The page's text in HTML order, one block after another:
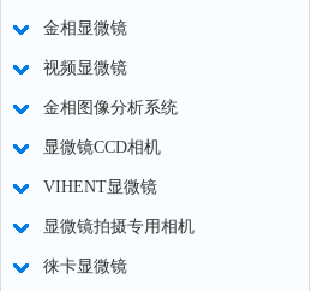
金相显微镜
视频显微镜
金相图像分析系统
显微镜CCD相机
VIHENT显微镜
显微镜拍摄专用相机
徕卡显微镜